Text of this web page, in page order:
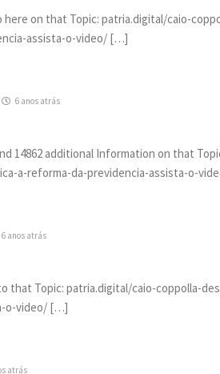
on that Topic: patria.digital/caio-
assista-o-video/ […]
6 anos atrás
14862 additional Information on that
a-reforma-da-previdencia-assista-o-
6 anos atrás
that Topic: patria.digital/caio-coppolla-
o-video/ […]
atrás